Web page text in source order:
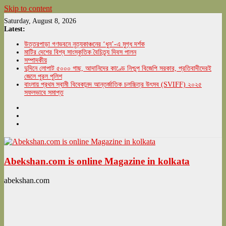
Skip to content
Saturday, August 8, 2026
Latest:
উত্তরপাড়া গণভবনে নৃত্যকাঞ্চনের ‘ধুন’-এ মুগ্ধ দর্শক
মাটির দেশের বিশ্ব সাংস্কৃতিক বৈচিত্র্য দিবস পালন
সম্পাদকীয়
দুদিনে লোপাট ৫০০০ গাছ, আদানিদের কাণ্ডে নিশ্চুপ বিজেপি সরকার, প্রতিবাদীদেরই
জেলে পুরল পুলিশ
বাংলায় প্রথম স্বামী বিবেকানন্দ আন্তর্জাতিক চলচ্চিত্র উৎসব (SVIFF) ২০২৫
সফলভাবে সমাপ্ত
Abekshan.com is online Magazine in kolkata
abekshan.com